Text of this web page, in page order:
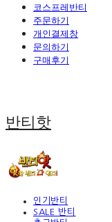
코스프레반티
주문하기
개인결제창
문의하기
구매후기
반티핫
인기반티
SALE 반티